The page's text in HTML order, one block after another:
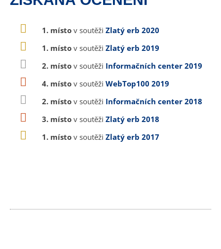
1. místo v soutěži Zlatý erb 2020
1. místo v soutěži Zlatý erb 2019
2. místo v soutěži Informačních center 2019
4. místo v soutěži WebTop100 2019
2. místo v soutěži Informačních center 2018
3. místo v soutěži Zlatý erb 2018
1. místo v soutěži Zlatý erb 2017